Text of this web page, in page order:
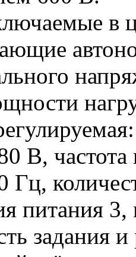
в
В,
Гц,
питания
задания